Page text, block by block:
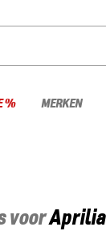
% MERKEN
voorAprilia